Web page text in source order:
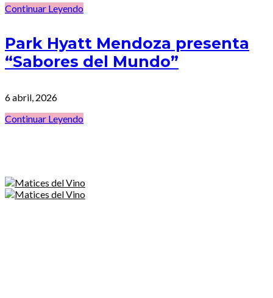
Continuar Leyendo
Park Hyatt Mendoza presenta
“Sabores del Mundo”
6 abril, 2026
Continuar Leyendo